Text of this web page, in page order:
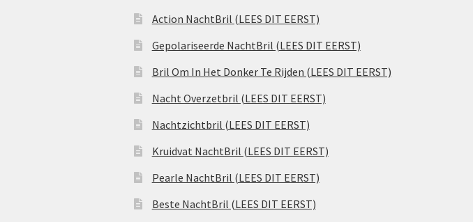
Action NachtBril (LEES DIT EERST)
Gepolariseerde NachtBril (LEES DIT EERST)
Bril Om In Het Donker Te Rijden (LEES DIT EERST)
Nacht Overzetbril (LEES DIT EERST)
Nachtzichtbril (LEES DIT EERST)
Kruidvat NachtBril (LEES DIT EERST)
Pearle NachtBril (LEES DIT EERST)
Beste NachtBril (LEES DIT EERST)